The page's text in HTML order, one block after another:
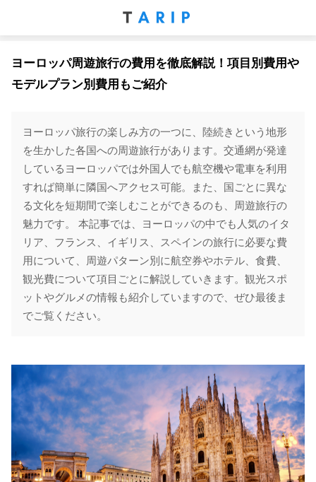
ヨーロッパ周遊旅行の費用を徹底解説！項目別費用や
モデルプラン別費用もご紹介
ヨーロッパ旅行の楽しみ方の一つに、陸続きという地形
を生かした各国への周遊旅行があります。交通網が発達
しているヨーロッパでは外国人でも航空機や電車を利用
すれば簡単に隣国へアクセス可能。また、国ごとに異な
る文化を短期間で楽しむことができるのも、周遊旅行の
魅力です。 本記事では、ヨーロッパの中でも人気のイタ
リア、フランス、イギリス、スペインの旅行に必要な費
用について、周遊パターン別に航空券やホテル、食費、
観光費について項目ごとに解説していきます。観光スポ
ットやグルメの情報も紹介していますので、ぜひ最後ま
でご覧ください。